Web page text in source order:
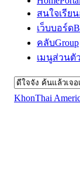
สนใจเรีย
เว็บบอร์ด
คลับGroup
เมนูส่วนตัว
KhonThai